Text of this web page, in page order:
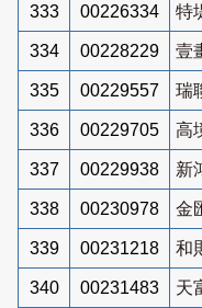
333 00226334 特
334 00228229 壹
335 00229557 瑞
336 00229705 高
337 00229938 新
338 00230978 金
339 00231218 和
340 00231483 天